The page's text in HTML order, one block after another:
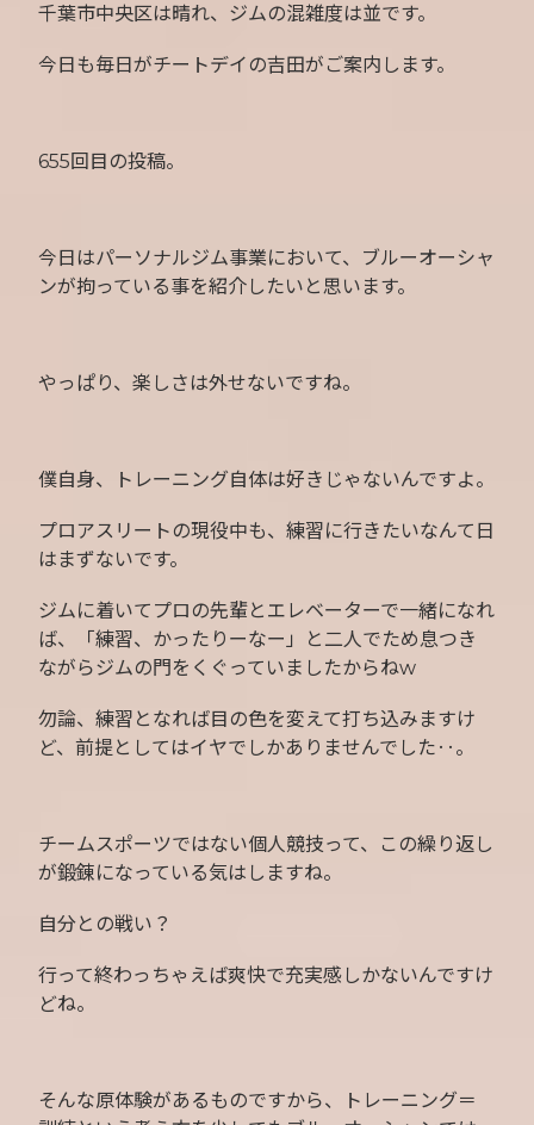
千葉市中央区は晴れ、ジムの混雑度は並です。
今日も毎日がチートデイの吉田がご案内します。
655回目の投稿。
今日はパーソナルジム事業において、ブルーオーシャ
ンが拘っている事を紹介したいと思います。
やっぱり、楽しさは外せないですね。
僕自身、トレーニング自体は好きじゃないんですよ。
プロアスリートの現役中も、練習に行きたいなんて日
はまずないです。
ジムに着いてプロの先輩とエレベーターで一緒になれ
ば、「練習、かったりーなー」と二人でため息つき
ながらジムの門をくぐっていましたからねw
勿論、練習となれば目の色を変えて打ち込みますけ
ど、前提としてはイヤでしかありませんでした‥。
チームスポーツではない個人競技って、この繰り返し
が鍛錬になっている気はしますね。
自分との戦い？
行って終わっちゃえば爽快で充実感しかないんですけ
どね。
そんな原体験があるものですから、トレーニング＝